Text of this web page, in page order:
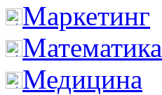
Маркетинг
Математика
Медицина